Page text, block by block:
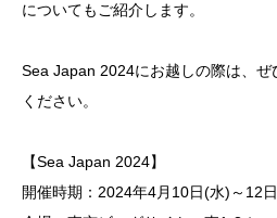
についてもご紹介します。
Sea Japan 2024にお越しの際は、
ください。
【Sea Japan 2024】
開催時期：2024年4月10日(水)～12